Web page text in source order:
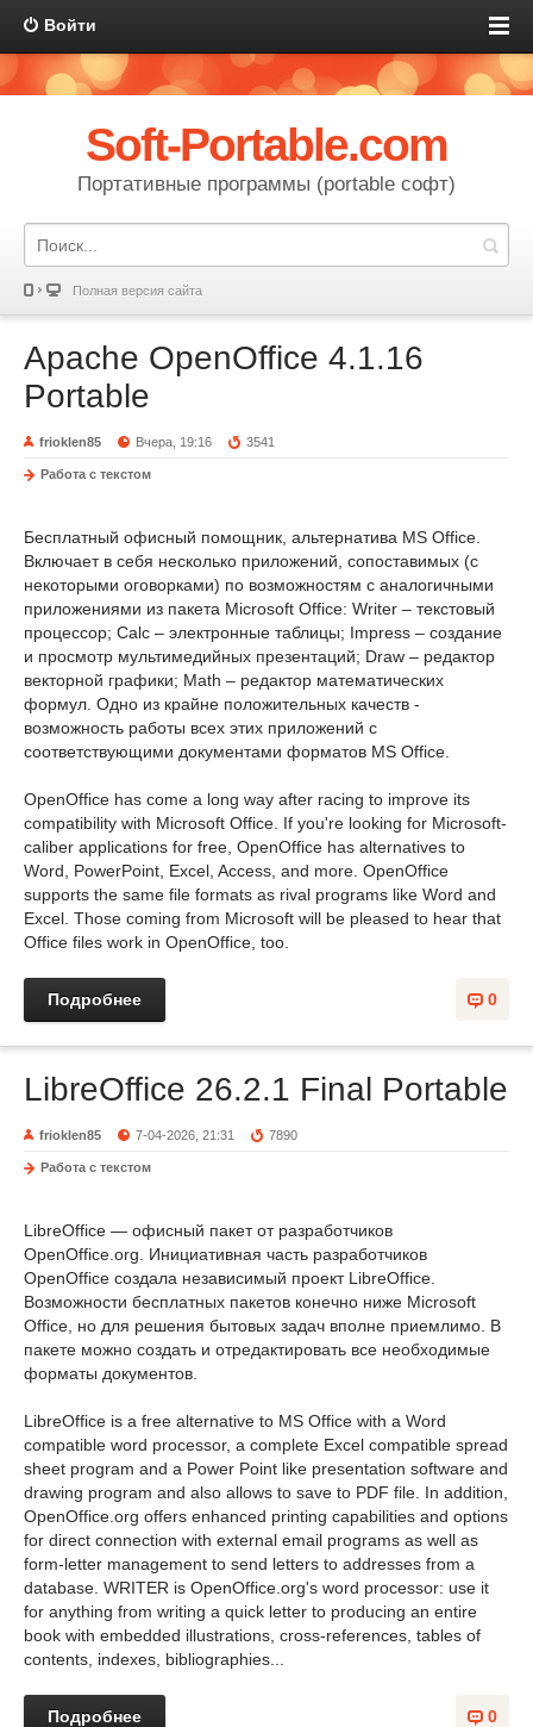
Войти
Soft-Portable.com
Портативные программы (portable софт)
Полная версия сайта
Apache OpenOffice 4.1.16
Portable
frioklen85 Вчера, 19:16 3541
Работа с текстом
Бесплатный офисный помощник, альтернатива MS Office.
Включает в себя несколько приложений, сопоставимых (с
некоторыми оговорками) по возможностям с аналогичными
приложениями из пакета Microsoft Office: Writer – текстовый
процессор; Calc – электронные таблицы; Impress – создание
и просмотр мультимедийных презентаций; Draw – редактор
векторной графики; Math – редактор математических
формул. Одно из крайне положительных качеств -
возможность работы всех этих приложений с
соответствующими документами форматов MS Office.
OpenOffice has come a long way after racing to improve its
compatibility with Microsoft Office. If you're looking for Microsoft-
caliber applications for free, OpenOffice has alternatives to
Word, PowerPoint, Excel, Access, and more. OpenOffice
supports the same file formats as rival programs like Word and
Excel. Those coming from Microsoft will be pleased to hear that
Office files work in OpenOffice, too.
0
Подробнее
LibreOffice 26.2.1 Final Portable
frioklen85 7-04-2026, 21:31 7890
Работа с текстом
LibreOffice — офисный пакет от разработчиков
OpenOffice.org. Инициативная часть разработчиков
OpenOffice создала независимый проект LibreOffice.
Возможности бесплатных пакетов конечно ниже Microsoft
Office, но для решения бытовых задач вполне приемлимо. В
пакете можно создать и отредактировать все необходимые
форматы документов.
LibreOffice is a free alternative to MS Office with a Word
compatible word processor, a complete Excel compatible spread
sheet program and a Power Point like presentation software and
drawing program and also allows to save to PDF file. In addition,
OpenOffice.org offers enhanced printing capabilities and options
for direct connection with external email programs as well as
form-letter management to send letters to addresses from a
database. WRITER is OpenOffice.org's word processor: use it
for anything from writing a quick letter to producing an entire
book with embedded illustrations, cross-references, tables of
contents, indexes, bibliographies...
0
Подробнее